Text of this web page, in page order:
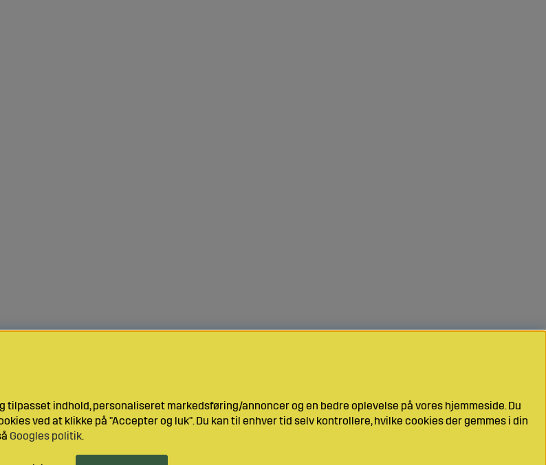
indhold, personaliseret markedsføring/annoncer og en bedre oplevelse på vores hjemmeside. Du
ved at klikke på "Accepter og luk". Du kan til enhver tid selv kontrollere, hvilke cookies der gemmes i din
Googles politik.